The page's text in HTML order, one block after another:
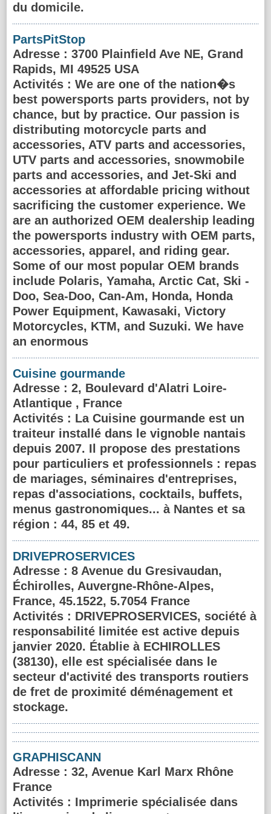
du domicile.
PartsPitStop
Adresse : 3700 Plainfield Ave NE, Grand
Rapids, MI 49525 USA
Activités : We are one of the nation�s
best powersports parts providers, not by
chance, but by practice. Our passion is
distributing motorcycle parts and
accessories, ATV parts and accessories,
UTV parts and accessories, snowmobile
parts and accessories, and Jet-Ski and
accessories at affordable pricing without
sacrificing the customer experience. We
are an authorized OEM dealership leading
the powersports industry with OEM parts,
accessories, apparel, and riding gear.
Some of our most popular OEM brands
include Polaris, Yamaha, Arctic Cat, Ski -
Doo, Sea-Doo, Can-Am, Honda, Honda
Power Equipment, Kawasaki, Victory
Motorcycles, KTM, and Suzuki. We have
an enormous
Cuisine gourmande
Adresse : 2, Boulevard d'Alatri Loire-
Atlantique , France
Activités : La Cuisine gourmande est un
traiteur installé dans le vignoble nantais
depuis 2007. Il propose des prestations
pour particuliers et professionnels : repas
de mariages, séminaires d'entreprises,
repas d'associations, cocktails, buffets,
menus gastronomiques... à Nantes et sa
région : 44, 85 et 49.
DRIVEPROSERVICES
Adresse : 8 Avenue du Gresivaudan,
Échirolles, Auvergne-Rhône-Alpes,
France, 45.1522, 5.7054 France
Activités : DRIVEPROSERVICES, société à
responsabilité limitée est active depuis
janvier 2020. Établie à ECHIROLLES
(38130), elle est spécialisée dans le
secteur d'activité des transports routiers
de fret de proximité déménagement et
stockage.
GRAPHISCANN
Adresse : 32, Avenue Karl Marx Rhône
France
Activités : Imprimerie spécialisée dans